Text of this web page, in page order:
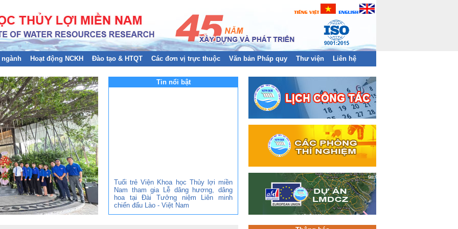
ngành Hoạt động NCKH Đào tạo & HTQT Các đơn vị trực thuộc Văn bản Pháp quy Thư viện Liên hệ
Tin nổi bật
Tuổi trẻ Viện Khoa học Thủy lợi miền
Nam tham gia Lễ dâng hương, dâng
hoa tại Đài Tưởng niệm Liên minh
chiến đấu Lào - Việt Nam
Tuổi trẻ Viện Khoa học Thủy lợi miền